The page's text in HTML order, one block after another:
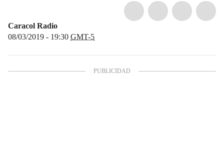
Caracol Radio
08/03/2019 - 19:30 GMT-5